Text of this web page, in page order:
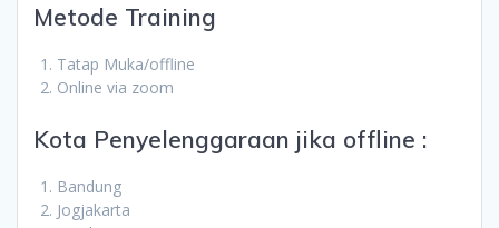
Metode Training
Tatap Muka/offline
Online via zoom
Kota Penyelenggaraan jika offline :
Bandung
Jogjakarta